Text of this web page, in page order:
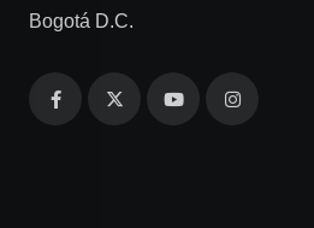
Bogotá D.C.